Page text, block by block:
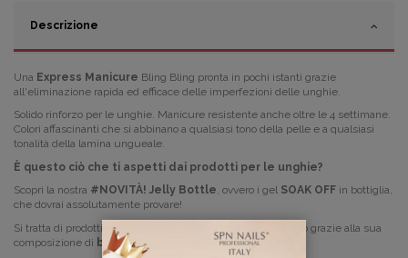
Descrizione
Una Express Manicure Bling Bling pronta in pochi istanti grazie
all'eliminazione rapida ed efficace delle imperfezioni delle unghie.
Solido rinforzo per le unghie. Manicure resistente anche oltre le 4 settimane.
Colori affascinanti che si abbinano a qualsiasi tono della pelle e a qualsiasi
tonalità della lamina ungueale.
È questo ciò che ti aspetti dai prodotti per le unghie?
Scopri la nostra #NOVITÀ! Jelly Bottle, ovvero i gel SOAK OFF in bottiglia,
che dovrai assolutamente provare!
Si tratta di prodotti
2 in 1
con i quali velocizzerai il tuo lavoro grazie alla sua
composizione di basee gel costruttore.